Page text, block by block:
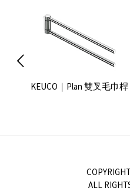
KEUCO｜Plan 雙叉毛巾桿
ALL